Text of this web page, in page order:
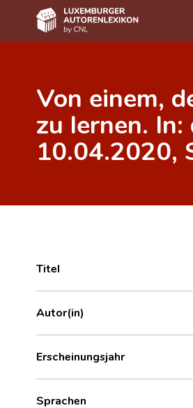
Autor(inn)en A-Z
Erweiterte Suche
Häufige Fragen und
Forschungsgruppe
Von einem,
zu lernen. In:
10.04.2020,
Titel
Autor(in)
Erscheinungsjahr
Sprachen